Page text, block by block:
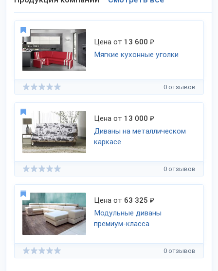
Цена от 13 600 ₽
Мягкие кухонные уголки
0 отзывов
Цена от 13 000 ₽
Диваны на металлическом
каркасе
0 отзывов
Цена от 63 325 ₽
Модульные диваны
премиум-класса
0 отзывов